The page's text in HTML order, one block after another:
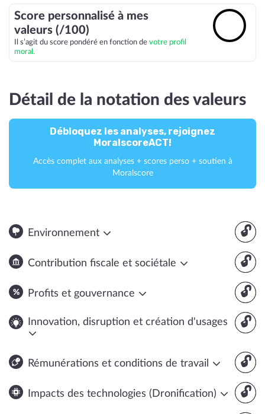
Score personnalisé à mes
valeurs (/100)
Il s’agit du score pondéré en fonction de votre profil
moral.
Détail de la notation des valeurs
Débloquez les analyses, rejoignez
MoralscoreACT!
Accès complet aux analyses + scores perso + soutien à
Moralscore
🔓
Environnement
🔓
Contribution fiscale et sociétale
🔓
Profits et gouvernance
🔓
Innovation, disruption et création d'usages
🔓
Rémunérations et conditions de travail
🔓
Impacts des technologies (Dronification)